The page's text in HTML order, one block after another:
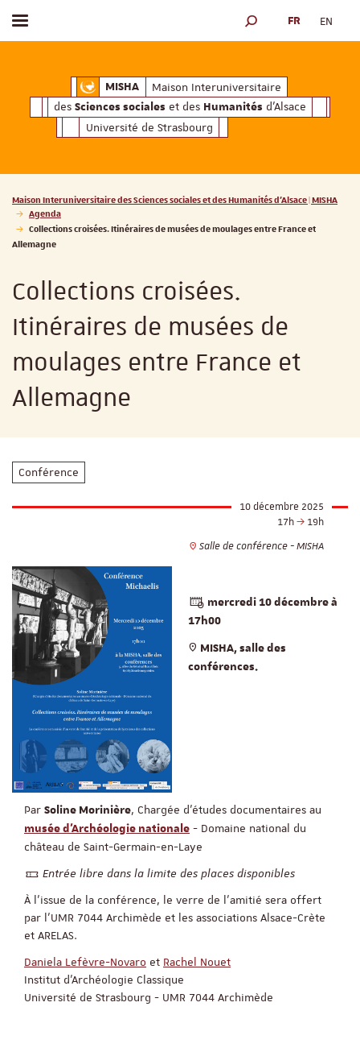
MISHAMaison Interuniversitaire des
Maison Interuniversitaire
des Sciences sociales et des Humanités d'Alsace
Université de Strasbourg
Afficher / masquer le menu MOTEUR DE
FR EN
Vous êtes ici :
Maison Interuniversitaire des Sciences sociales et des Humanités d'Alsace | MISHA
Agenda
Collections croisées. Itinéraires de musées de moulages entre France et
Allemagne
Collections croisées.
Itinéraires de musées de
moulages entre France et
Allemagne
Conférence
10 décembre 2025
17h
19h
Salle de conférence - MISHA
Par Soline Morinière, Chargée d'études documentaires au
musée d'Archéologie nationale - Domaine national du
château de Saint-Germain-en-Laye
mercredi10 décembre à
17h00
MISHA, salle des
conférences.
Entrée libre dans la limite des places disponibles
À l'issue de la conférence, le verre de l'amitié sera offert
par l'UMR 7044 Archimède et les associations Alsace-Crète
et ARELAS.
Daniela Lefèvre-Novaro et Rachel Nouet
Institut d'Archéologie Classique
Université de Strasbourg - UMR 7044 Archimède